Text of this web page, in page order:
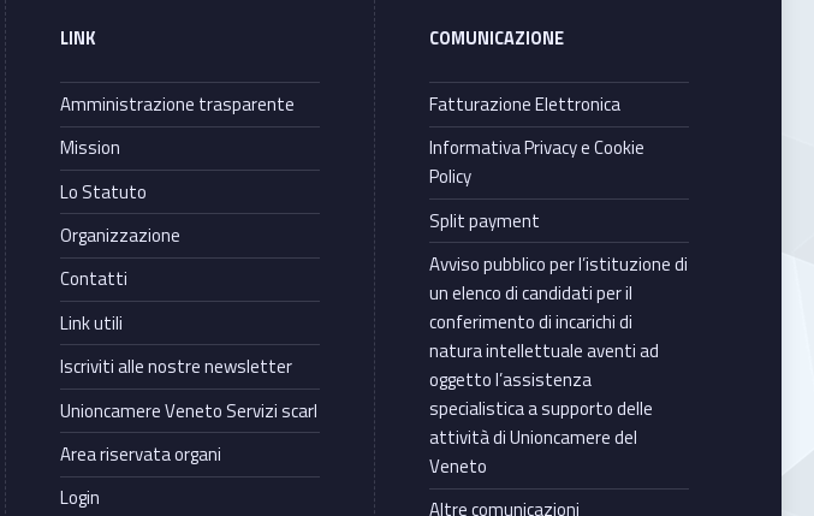
LINK
Amministrazione trasparente
Mission
Lo Statuto
Organizzazione
Contatti
Link utili
Iscriviti alle nostre newsletter
Unioncamere Veneto Servizi scarl
Area riservata organi
Login
COMUNICAZIONE
Fatturazione Elettronica
Informativa Privacy e Cookie
Policy
Split payment
Avviso pubblico per l’istituzione di
un elenco di candidati per il
conferimento di incarichi di
natura intellettuale aventi ad
oggetto l’assistenza
specialistica a supporto delle
attività di Unioncamere del
Veneto
Altre comunicazioni